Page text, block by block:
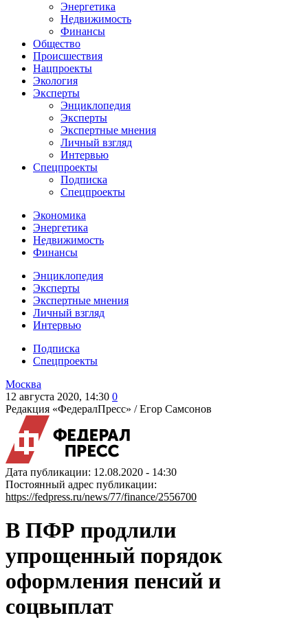
Энергетика
Недвижимость
Финансы
Общество
Происшествия
Нацпроекты
Экология
Эксперты
Энциклопедия
Эксперты
Экспертные мнения
Личный взгляд
Интервью
Спецпроекты
Подписка
Спецпроекты
Экономика
Энергетика
Недвижимость
Финансы
Энциклопедия
Эксперты
Экспертные мнения
Личный взгляд
Интервью
Подписка
Спецпроекты
Москва
12 августа 2020, 14:30 0
Редакция «ФедералПресс» /Егор Самсонов
Дата публикации: 12.08.2020 - 14:30
Постоянный адрес публикации:
https://fedpress.ru/news/77/finance/2556700
В ПФР продлили
упрощенный порядок
оформления пенсий и
соцвыплат